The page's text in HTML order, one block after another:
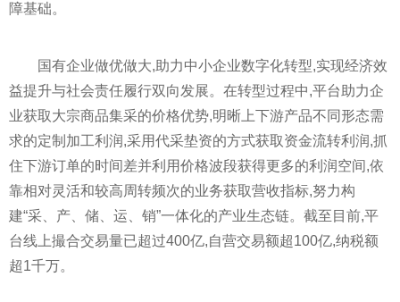
障基础。
国有企业做优做大,助力中小企业数字化转型,实现经济效
益提升与社会责任履行双向发展。在转型过程中,平台助力企
业获取大宗商品集采的价格优势,明晰上下游产品不同形态需
求的定制加工利润,采用代采垫资的方式获取资金流转利润,抓
住下游订单的时间差并利用价格波段获得更多的利润空间,依
靠相对灵活和较高周转频次的业务获取营收指标,努力构
建“采、产、储、运、销”一体化的产业生态链。截至目前,平
台线上撮合交易量已超过400亿,自营交易额超100亿,纳税额
超1千万。